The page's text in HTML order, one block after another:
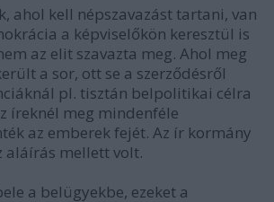
ahol kell népszavazást tartani, van
a képviselőkön keresztül is
az elit szavazta meg. Ahol meg
a sor, ott se a szerződésről
pl. tisztán belpolitikai célra
íreknél meg mindenféle
az emberek fejét. Az ír kormány
aláírás mellett volt.
a belügyekbe, ezeket a